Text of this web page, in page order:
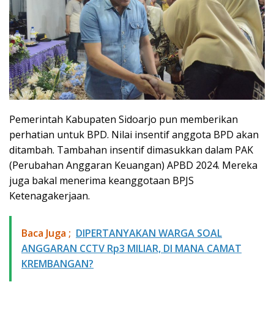
Pemerintah Kabupaten Sidoarjo pun memberikan
perhatian untuk BPD. Nilai insentif anggota BPD akan
ditambah. Tambahan insentif dimasukkan dalam PAK
(Perubahan Anggaran Keuangan) APBD 2024. Mereka
juga bakal menerima keanggotaan BPJS
Ketenagakerjaan.
Baca Juga ; ​DIPERTANYAKAN WARGA SOAL
ANGGARAN CCTV Rp3 MILIAR, DI MANA CAMAT
KREMBANGAN?